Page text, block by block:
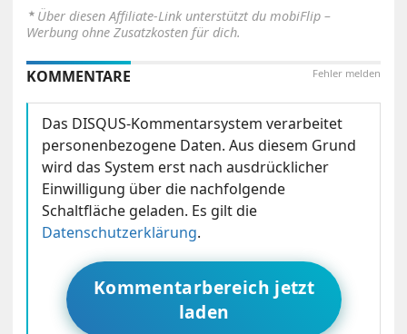
⋆ Über diesen Affiliate-Link unterstützt du mobiFlip –
Werbung ohne Zusatzkosten für dich.
Fehler melden
KOMMENTARE
Das DISQUS-Kommentarsystem verarbeitet
personenbezogene Daten. Aus diesem Grund
wird das System erst nach ausdrücklicher
Einwilligung über die nachfolgende
Schaltfläche geladen. Es gilt die
Datenschutzerklärung.
Kommentarbereich jetzt
laden